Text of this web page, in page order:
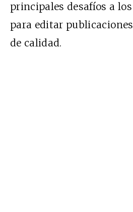
principales desafíos a
para editar
de calidad.